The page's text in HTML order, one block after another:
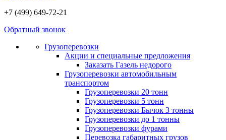
+7 (499) 649-72-21
Обратный звонок
Грузоперевозки
Акции и специальные предложения
Заказать Газель недорого
Грузоперевозки автомобильным
транспортом
Грузоперевозки 20 тонн
Грузоперевозки 5 тонн
Грузоперевозки Бычок 3 тонны
Грузоперевозки до 1 тонны
Грузоперевозки фурами
Перевозка габаритных грузов